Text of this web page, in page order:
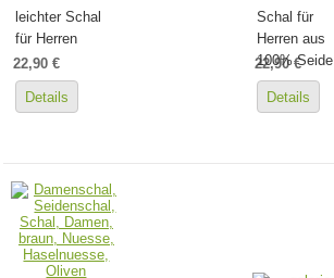
leichter Schal
für Herren
22,90 €
Details
Schal für
Herren aus
100% Seide
22,90 €
Details